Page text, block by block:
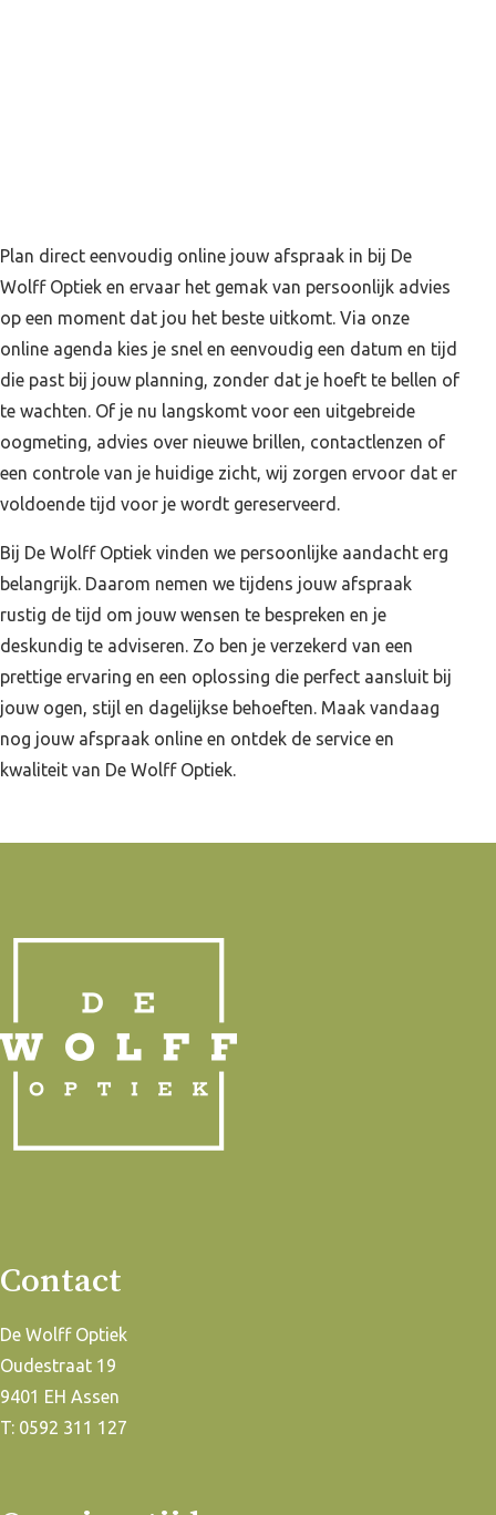
Plan direct eenvoudig online jouw afspraak in bij De
Wolff Optiek en ervaar het gemak van persoonlijk advies
op een moment dat jou het beste uitkomt. Via onze
online agenda kies je snel en eenvoudig een datum en tijd
die past bij jouw planning, zonder dat je hoeft te bellen of
te wachten. Of je nu langskomt voor een uitgebreide
oogmeting, advies over nieuwe brillen, contactlenzen of
een controle van je huidige zicht, wij zorgen ervoor dat er
voldoende tijd voor je wordt gereserveerd.
Bij De Wolff Optiek vinden we persoonlijke aandacht erg
belangrijk. Daarom nemen we tijdens jouw afspraak
rustig de tijd om jouw wensen te bespreken en je
deskundig te adviseren. Zo ben je verzekerd van een
prettige ervaring en een oplossing die perfect aansluit bij
jouw ogen, stijl en dagelijkse behoeften. Maak vandaag
nog jouw afspraak online en ontdek de service en
kwaliteit van De Wolff Optiek.
Contact
De Wolff Optiek
Oudestraat 19
9401 EH Assen
T: 0592 311 127